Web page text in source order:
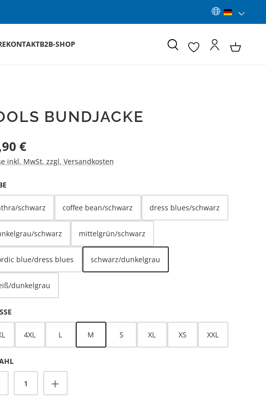
KONTAKTB2B-SHOP
BUNDJACKE
Preis:
€
inkl. MwSt. zzgl. Versandkosten
AUSWÄHLEN
schwarz coffee bean/schwarz dress blues/schwarz
schwarz mittelgrün/schwarz
blue/dress blues schwarz/dunkelgrau
dunkelgrau
AUSWÄHLEN
4XL L M S XL XS XXL
Anzahl: Gib den gewünschten Wert ein